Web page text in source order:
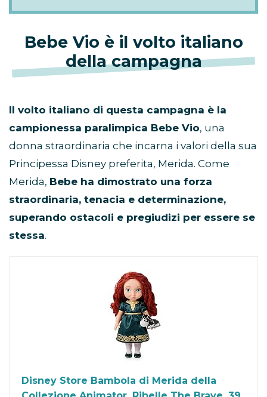
Bebe Vio è il volto italiano
della campagna
Il volto italiano di questa campagna è la
campionessa paralimpica Bebe Vio, una
donna straordinaria che incarna i valori della sua
Principessa Disney preferita, Merida. Come
Merida, Bebe ha dimostrato una forza
straordinaria, tenacia e determinazione,
superando ostacoli e pregiudizi per essere se
stessa.
Disney Store Bambola di Merida della